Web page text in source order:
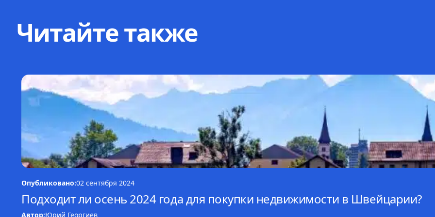
Читайте также
Опубликовано:02 сентября 2024
Подходит ли осень 2024 года для покупки недвижимости в Швейцарии?
Автор:Юрий Георгиев